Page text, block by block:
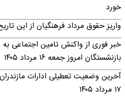
خورد
واریز حقوق مرداد فرهنگیان از این
خبر فوری از واکنش تامین اجتماعی
بازنشستگان امروز جمعه ۱۶ مرداد ۱۴۰۵
آخرین وضعیت تعطیلی ادارات
۱۷ مرداد ۱۴۰۵